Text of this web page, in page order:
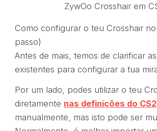
ZywOo Crosshair em
Como configurar o teu Crosshair
passo)
Antes de mais, temos de clarificar
existentes para configurar a tua
Por um lado, podes utilizar o teu
diretamente nas definições do CS2
manualmente, mas isto pode ser